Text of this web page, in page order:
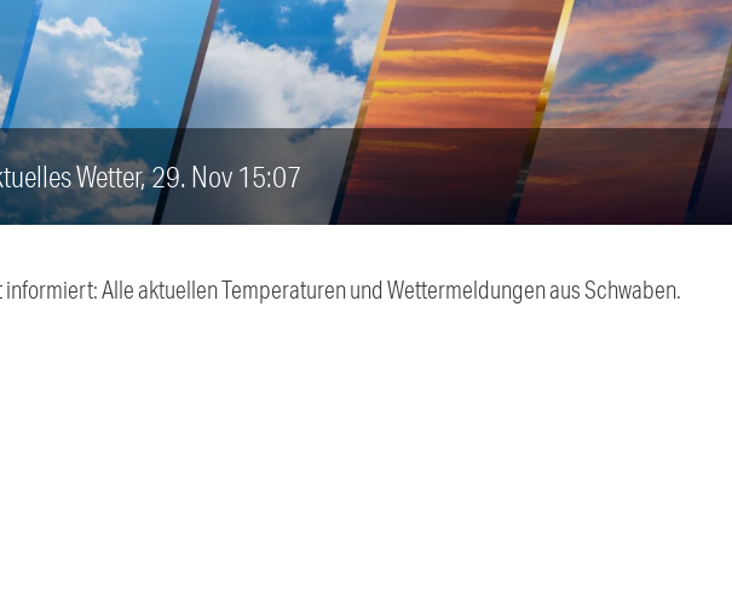
Wetter, 29. Nov 15:07
informiert: Alle aktuellen Temperaturen und Wettermeldungen aus Schwaben.